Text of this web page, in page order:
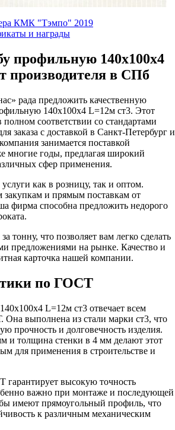
КМК "Тэмпо" 2019
и награды
профильную 140х100х4
производителя в СПб
рада предложить качественную
140х100х4 L=12м ст3. Этот
полном соответствии со стандартами
заказа с доставкой в Санкт-Петербург и
занимается поставкой
многие годы, предлагая широкий
сфер применения.
как в розницу, так и оптом.
закупкам и прямым поставкам от
фирма способна предложить недорого
тонну, что позволяет вам легко сделать
предложениями на рынке. Качество и
карточка нашей компании.
по ГОСТ
L=12м ст3 отвечает всем
Она выполнена из стали марки ст3, что
прочность и долговечность изделия.
и толщина стенки в 4 мм делают этот
для применения в строительстве и
гарантирует высокую точность
важно при монтаже и последующей
имеют прямоугольный профиль, что
к различным механическим